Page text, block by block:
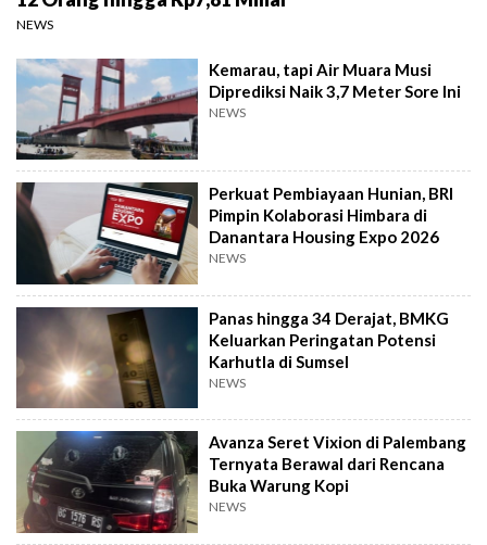
NEWS
Kemarau, tapi Air Muara Musi
Diprediksi Naik 3,7 Meter Sore Ini
NEWS
Perkuat Pembiayaan Hunian, BRI
Pimpin Kolaborasi Himbara di
Danantara Housing Expo 2026
NEWS
Panas hingga 34 Derajat, BMKG
Keluarkan Peringatan Potensi
Karhutla di Sumsel
NEWS
Avanza Seret Vixion di Palembang
Ternyata Berawal dari Rencana
Buka Warung Kopi
NEWS